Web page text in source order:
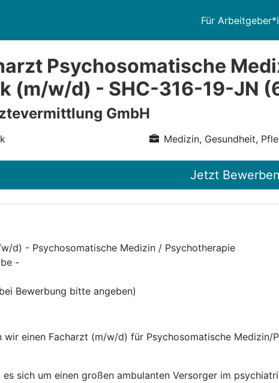
Für
Psychosomatische
(m/w/d) - SHC-316-19-JN
GmbH
Medizin, Gesundheit,
Jetzt Bewerben
d) - Psychosomatische Medizin / Psychotherapie
-
Bewerbung bitte angeben)
wir einen Facharzt (m/w/d) für Psychosomatische
sich um einen großen ambulanten Versorger im